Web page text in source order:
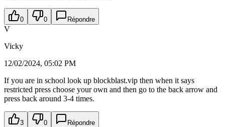
0 0 Répondre
V
Vicky
12/02/2024, 05:02 PM
If you are in school look up blockblast.vip then when it says
restricted press choose your own and then go to the back arrow and
press back around 3-4 times.
3 0 Répondre